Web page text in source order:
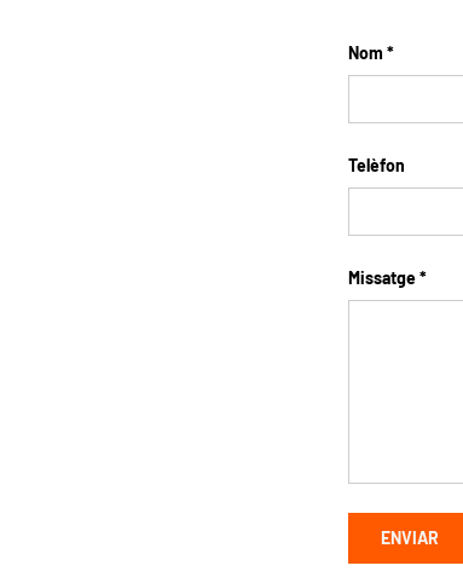
Nom
Telèfon
Missatge
ENVIAR